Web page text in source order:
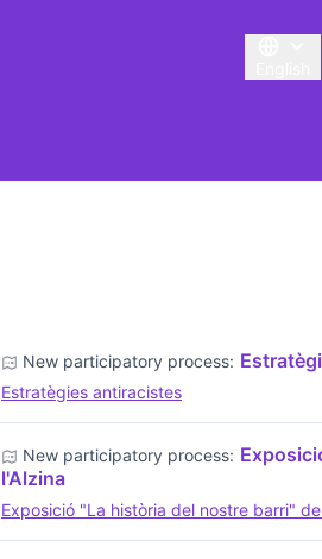
Triar la
New participatory process:
Estratègies antiracistes
New participatory process:
l'Alzina
Exposició "La història del nostre barri"